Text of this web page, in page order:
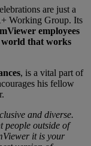
are just a
Working Group. Its
employees
world that works
, is a vital part of
his fellow
and diverse.
people outside of
it is your